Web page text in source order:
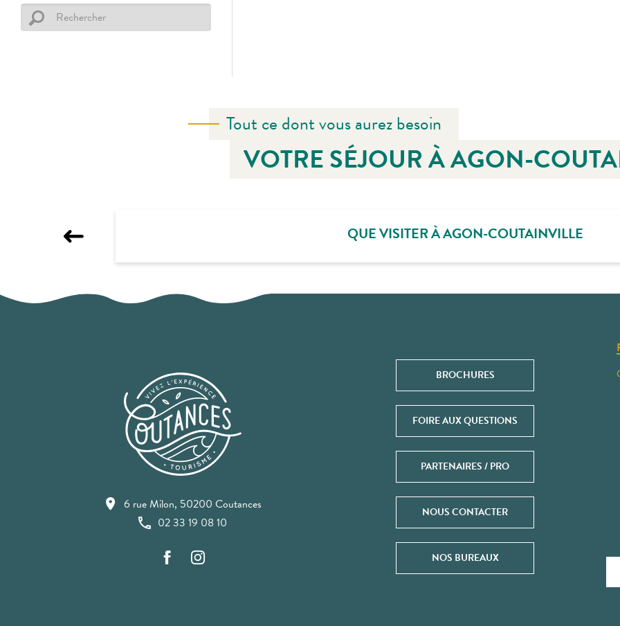
Tout ce dont vous aurez besoin
VOTRE SÉJOUR À AGON-
QUE VISITER À AGON-COUTAINVILLE
6 rue Milon, 50200 Coutances
02 33 19 08 10
BROCHURES
FOIRE AUX QUESTIONS
PARTENAIRES / PRO
NOUS CONTACTER
NOS BUREAUX